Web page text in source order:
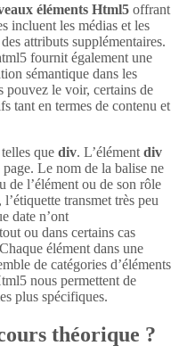
éléments Html5 offrant
incluent les médias et les
attributs supplémentaires.
fournit également une
sémantique dans les
pouvez le voir, certains de
tant en termes de contenu et
que div. L’élément div
Le nom de la balise ne
de l’élément ou de son rôle
transmet très peu
date n’ont
ou dans certains cas
élément dans une
de catégories d’éléments
nous permettent de
plus spécifiques.
théorique ?